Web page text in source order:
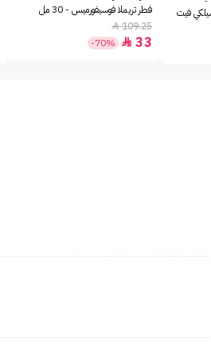
فيت
فطر تريملا فوسيفورميس - 30 مل
109.25

33

-70%